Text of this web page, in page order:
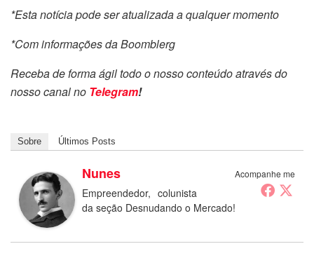
*Esta notícia pode ser atualizada a qualquer momento
*Com informações da Boomblerg
Receba de forma ágil todo o nosso conteúdo através do
nosso canal no Telegram!
Sobre Últimos Posts
Acompanhe me
Nunes
Empreendedor, colunista
da seção Desnudando o Mercado!